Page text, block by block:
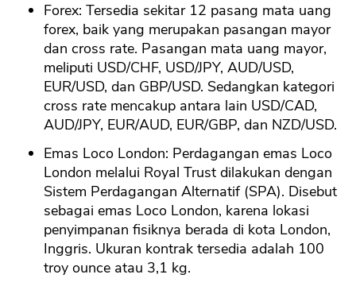
Forex: Tersedia sekitar 12 pasang mata uang
forex, baik yang merupakan pasangan mayor
dan cross rate. Pasangan mata uang mayor,
meliputi USD/CHF, USD/JPY, AUD/USD,
EUR/USD, dan GBP/USD. Sedangkan kategori
cross rate mencakup antara lain USD/CAD,
AUD/JPY, EUR/AUD, EUR/GBP, dan NZD/USD.
Emas Loco London: Perdagangan emas Loco
London melalui Royal Trust dilakukan dengan
Sistem Perdagangan Alternatif (SPA). Disebut
sebagai emas Loco London, karena lokasi
penyimpanan fisiknya berada di kota London,
Inggris. Ukuran kontrak tersedia adalah 100
troy ounce atau 3,1 kg.